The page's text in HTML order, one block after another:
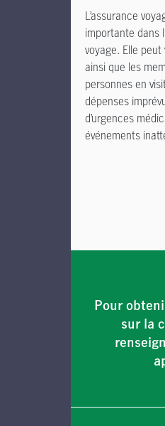
L’assurance
importante dans
voyage. Elle
ainsi que les
personnes en
dépenses
d’urgences
événements
Pour
sur la